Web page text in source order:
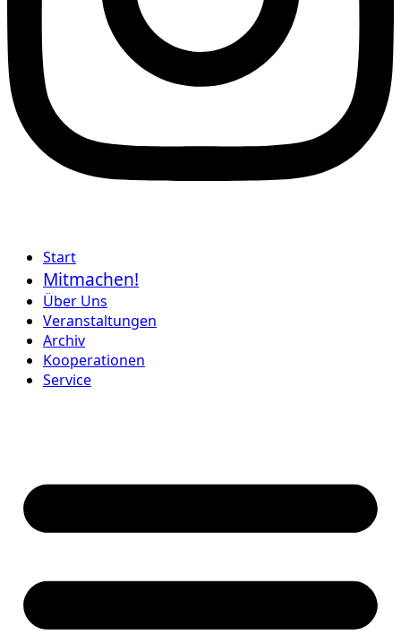
Start
Mitmachen!
Über Uns
Veranstaltungen
Archiv
Kooperationen
Service